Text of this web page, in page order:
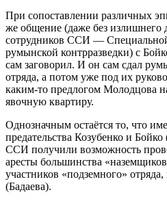
При сопоставлении различных
же общение (даже без излишнего
сотрудников ССИ —
румынской контрразведки) с
сам заговорил. И он сам сдал
отряда, а потом уже под их
каким-то предлогом Молодцова
явочную квартиру.
Однозначным остаётся то, что
предательства Козубенко и
ССИ получили возможность
аресты большинства
участников «подземного»
(Бадаева).